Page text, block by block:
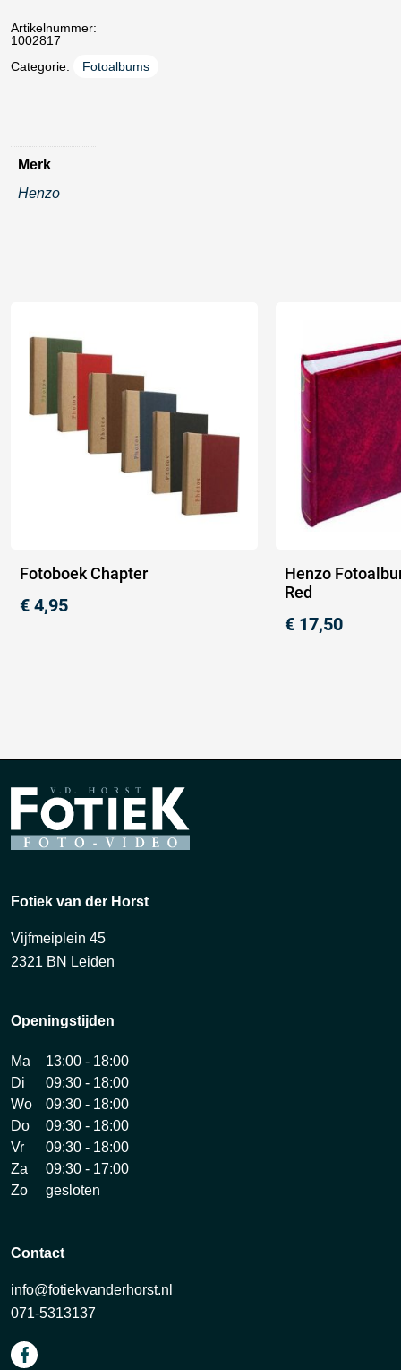
Artikelnummer:
1002817
Categorie:
Fotoalbums
Merk
Henzo
Fotoboek Chapter
€ 4,95
Henzo
Red
€ 17,50
Fotiek van der Horst
Vijfmeiplein 45
2321 BN Leiden
Openingstijden
Ma
13:00 - 18:00
Di
09:30 - 18:00
Wo
09:30 - 18:00
Do
09:30 - 18:00
Vr
09:30 - 18:00
Za
09:30 - 17:00
Zo
gesloten
Contact
info@fotiekvanderhorst.nl
071-5313137